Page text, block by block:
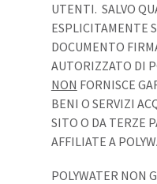
UTENTI. SALVO
ESPLICITAMENTE
DOCUMENTO
AUTORIZZATO DI
NON FORNISCE
BENI O SERVIZI
SITO O DA TERZE
AFFILIATE A
POLYWATER NON